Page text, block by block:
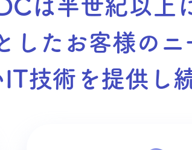
は半世紀以上
したお客様のニ
技術を提供し